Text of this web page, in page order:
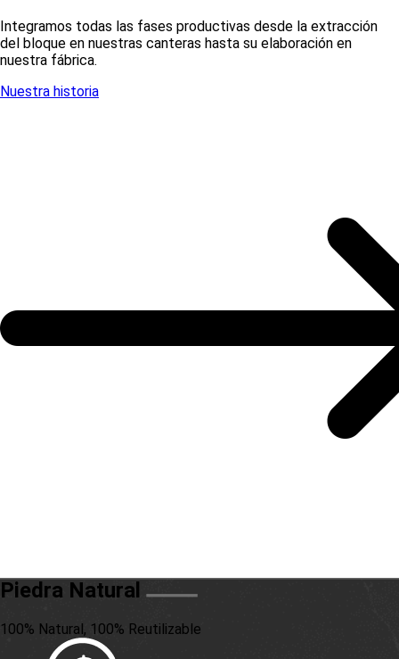
Integramos todas las fases productivas desde la extracción
del bloque en nuestras canteras hasta su elaboración en
nuestra fábrica.
Nuestra historia
Piedra Natural
100% Natural, 100% Reutilizable